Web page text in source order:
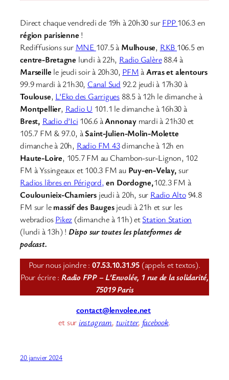
Direct chaque vendredi de 19h à 20h30 surFPP106.3 en
région parisienne !
Rediffusions sur MNE 107.5 à Mulhouse, RKB 106.5 en
centre-Bretagne lundi à 22h, Radio Galère88.4 à
Marseille le jeudi soir à 20h30, PFMàArras et alentours
99.9 mardi à 21h30, Canal Sud 92.2 jeudi à 17h30 à
Toulouse, L’Eko des Garrigues 88.5 à 12h le dimanche à
Montpellier, Radio U 101.1 le dimanche à 16h30 à
Brest, Radio d’Ici 106.6 àAnnonay mardi à 21h30 et
105.7 FM & 97.0, àSaint-Julien-Molin-Molette
dimanche à 20h, Radio FM 43dimanche à 12h en
Haute-Loire, 105.7 FM au Chambon-sur-Lignon, 102
FM à Yssingeaux et 100.3 FM au Puy-en-Velay,sur
Radios libres en Périgord, en Dordogne,102.3 FM à
Coulounieix-Chamiers jeudi à 20h, sur Radio Alto94.8
FM sur lemassif des Baugesjeudi à 21h et sur les
webradiosPikez (dimanche à 11h) etStation Station
(lundi à 13h) ! Dispo sur toutes les plateformes de
podcast.
Pour nous joindre : 07.53.10.31.95 (appels et textos).
Pour écrire : Radio FPP – L’Envolée, 1 rue de la solidarité,
75019 Paris
contact@lenvolee.net
et sur instagram, twitter, facebook.
20 janvier 2024